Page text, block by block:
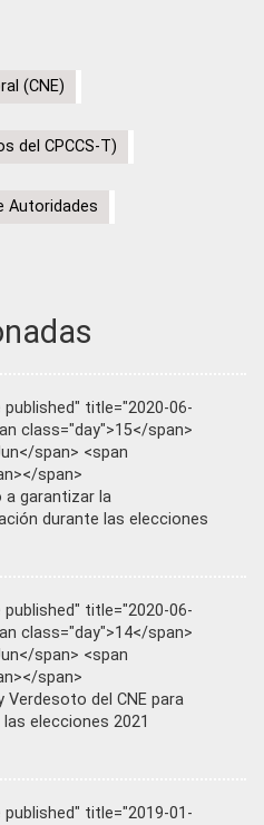
(CNE)
del CPCCS-T)
Autoridades
title="2020-06-
class="day">15</span>
span> <span
span>
a garantizar la
durante las elecciones
title="2020-06-
class="day">14</span>
span> <span
span>
Verdesoto del CNE para
elecciones 2021
title="2019-01-